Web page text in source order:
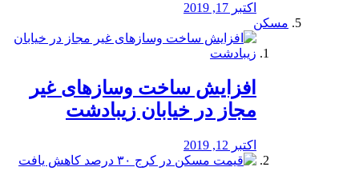
اکتبر 17, 2019
مسکن
افزایش ساخت وسازهای غیر
مجاز در خیابان زیبادشت
اکتبر 12, 2019